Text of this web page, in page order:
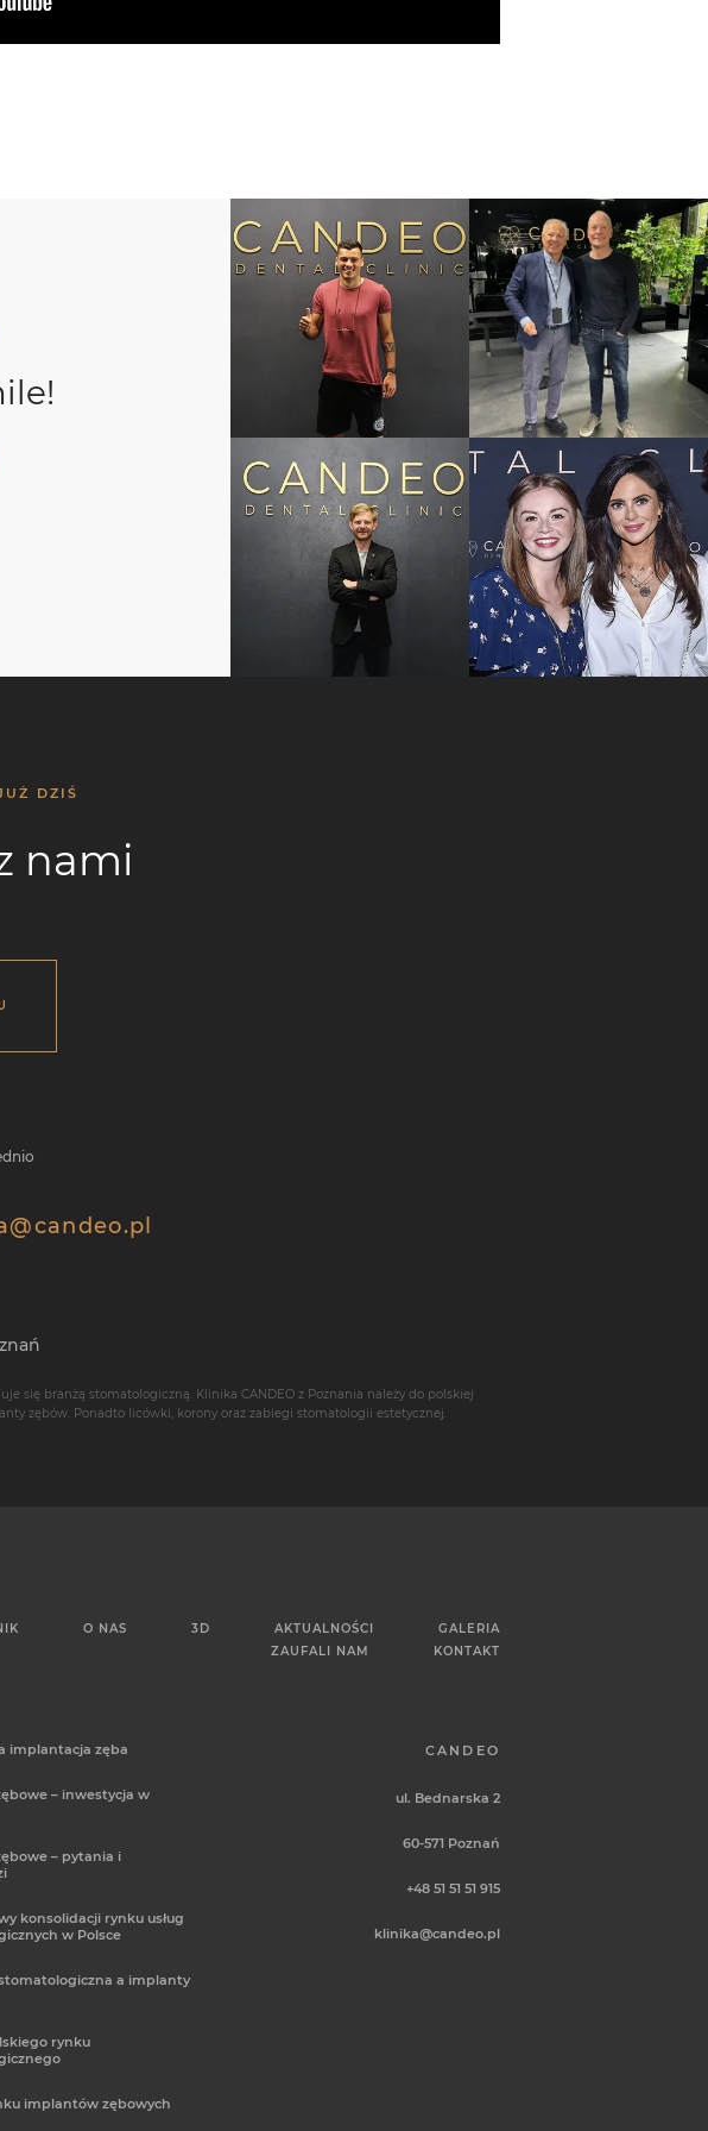
DZIŚ
nami
się branżą stomatologiczną. Klinika CANDEO z Poznania należy do polskiej
zębów. Ponadto licówki, koronyoraz zabiegi stomatologii estetycznej.
O NAS 3D AKTUALNOŚCI
GALERIA
ZAUFALI NAM
KONTAKT
implantacja zęba
– inwestycja w
– pytania i
konsolidacji rynku usług
w Polsce
a implanty
rynku
implantów zębowych
CANDEO
ul. Bednarska 2
60-571 Poznań
+48 51 51 51 915
klinika@candeo.pl